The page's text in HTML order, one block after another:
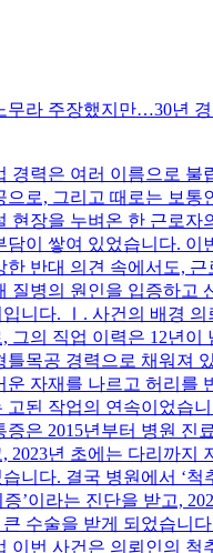
무라 주장했지만…30년
경력은 여러 이름으로 불
으로, 그리고 때로는 보통
현장을 누벼온 한 근로자
담이 쌓여 있었습니다. 이
한 반대 의견 속에서도, 근
질병의 원인을 입증하고
니다. Ⅰ. 사건의 배경 의
그의 직업 이력은 12년이
틀목공 경력으로 채워져
운 자재를 나르고 허리를
고된 작업의 연속이었습
증은 2015년부터 병원 진
2023년 초에는 다리까지
니다. 결국 병원에서 ‘척
’이라는 진단을 받고,
수술을 받게 되었습니
이번 사건은 의뢰인의 척